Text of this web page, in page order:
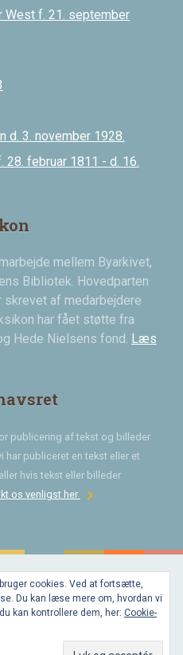
West f. 21. september
d. 3. november 1928.
februar 1811 - d. 16.
mellem Byarkivet,
Bibliotek. Hovedparten
af medarbejdere
har fået støtte fra
Hede Nielsens fond. Læs
publicering af tekst og billeder
har publiceret en tekst eller et
hvis tekst eller billeder
os venligst herchevron_right
Bygget med
WordPressog
favoriteaf
cookies. Ved at fortsætte,
Du kan læse mere om, hvordan vi
kan kontrollere dem, her: Cookie-